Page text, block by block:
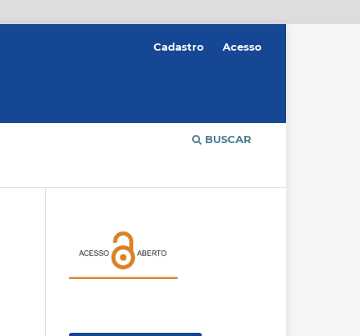
BUSCAR
Cadastro Acesso